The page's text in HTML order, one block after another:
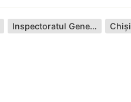
Inspectoratul General pentru Migrație